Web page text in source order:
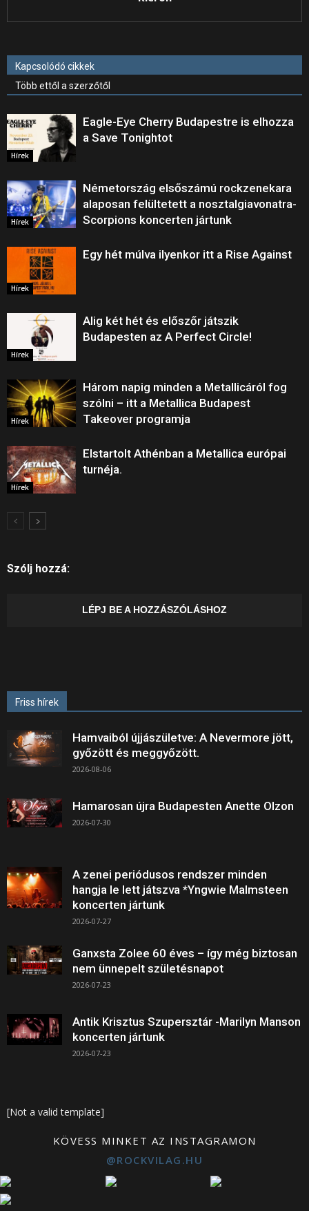
Kapcsolódó cikkek
Több ettől a szerzőtől
Hírek
Eagle-Eye Cherry Budapestre is elhozza
a Save Tonightot
Hírek
Németország elsőszámú rockzenekara
alaposan felültetett a nosztalgiavonatra-
Scorpions koncerten jártunk
Hírek
Egy hét múlva ilyenkor itt a Rise Against
Hírek
Alig két hét és előszőr játszik
Budapesten az A Perfect Circle!
Hírek
Három napig minden a Metallicáról fog
szólni – itt a Metallica Budapest
Takeover programja
Hírek
Elstartolt Athénban a Metallica európai
turnéja.
Szólj hozzá:
LÉPJ BE A HOZZÁSZÓLÁSHOZ
Friss hírek
Hamvaiból újjászületve: A Nevermore jött,
győzött és meggyőzött.
2026-08-06
Hamarosan újra Budapesten Anette Olzon
2026-07-30
A zenei periódusos rendszer minden
hangja le lett játszva *Yngwie Malmsteen
koncerten jártunk
2026-07-27
Ganxsta Zolee 60 éves – így még biztosan
nem ünnepelt születésnapot
2026-07-23
Antik Krisztus Szupersztár -Marilyn Manson
koncerten jártunk
2026-07-23
[Not a valid template]
KÖVESS MINKET AZ INSTAGRAMON
@ROCKVILAG.HU